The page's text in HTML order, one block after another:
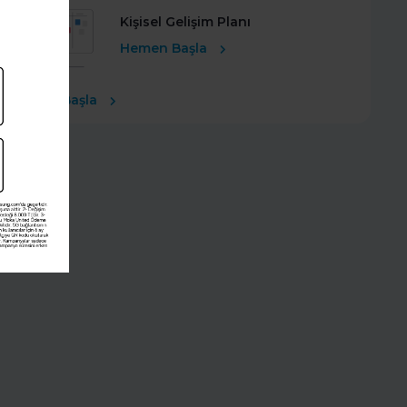
Kişisel Gelişim Planı
Hemen Başla
Ücretsiz Başla